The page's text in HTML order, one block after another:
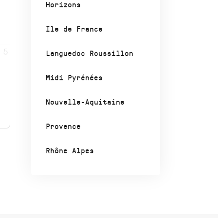
Horizons
Ile de France
Languedoc Roussillon
Midi Pyrénées
Nouvelle-Aquitaine
Provence
Rhône Alpes
5